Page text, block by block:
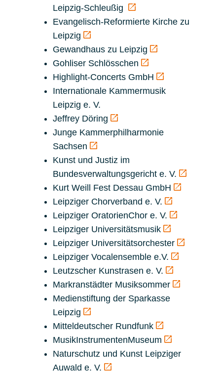
Leipzig-Schleußig
Evangelisch-Reformierte Kirche zu
Leipzig
Gewandhaus zu Leipzig
Gohliser Schlösschen
Highlight-Concerts GmbH
Internationale Kammermusik
Leipzig e. V.
Jeffrey Döring
Junge Kammerphilharmonie
Sachsen
Kunst und Justiz im
Bundesverwaltungsgericht e. V.
Kurt Weill Fest Dessau GmbH
Leipziger Chorverband e. V.
Leipziger OratorienChor e. V.
Leipziger Universitätsmusik
Leipziger Universitätsorchester
Leipziger Vocalensemble e.V.
Leutzscher Kunstrasen e. V.
Markranstädter Musiksommer
Medienstiftung der Sparkasse
Leipzig
Mitteldeutscher Rundfunk
MusikInstrumentenMuseum
Naturschutz und Kunst Leipziger
Auwald e. V.